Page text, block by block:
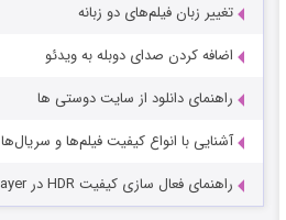
تغییر زبان فیلم‌های دو زبانه
اضافه کردن صدای دوبله به ویدئو
راهنمای دانلود از سایت دوستی ها
آشنایی با انواع کیفیت فیلم‌ها و سریال‌ها
راهنمای فعال سازی کیفیت HDR در PotPlayer